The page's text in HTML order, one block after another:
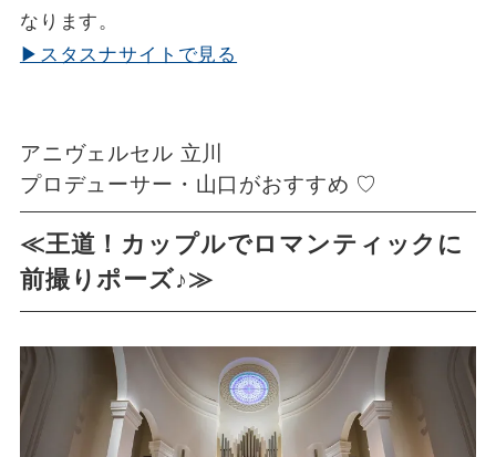
なります。
▶スタスナサイトで見る
アニヴェルセル 立川
プロデューサー・山口がおすすめ ♡
≪王道！カップルでロマンティックに
前撮りポーズ♪≫